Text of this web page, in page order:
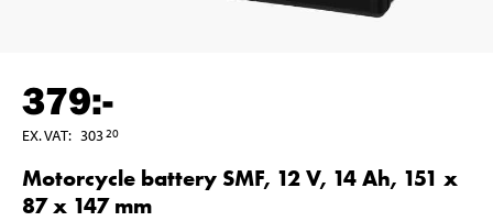
379:-
EX. VAT: 30320
Motorcycle battery SMF, 12 V, 14 Ah, 151 x
87 x 147 mm